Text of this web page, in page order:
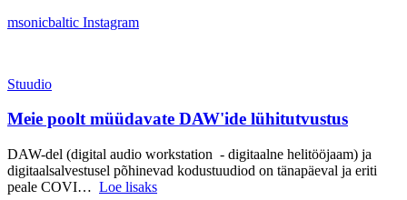
msonicbaltic Instagram
Stuudio
Meie poolt müüdavate DAW'ide lühitutvustus
DAW-del (digital audio workstation - digitaalne helitööjaam) ja
digitaalsalvestusel põhinevad kodustuudiod on tänapäeval ja eriti
peale COVI… Loe lisaks